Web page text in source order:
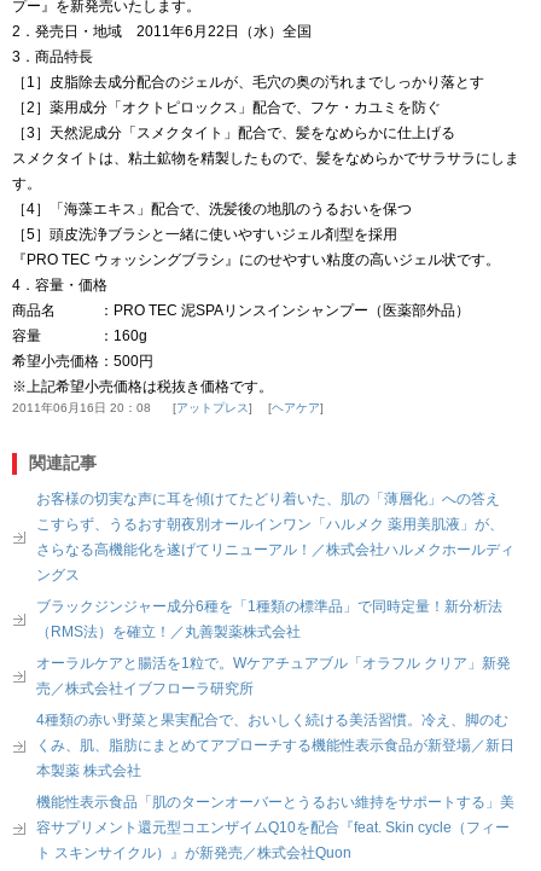
プー』を新発売いたします。
2．発売日・地域 2011年6月22日（水）全国
3．商品特長
［1］皮脂除去成分配合のジェルが、毛穴の奥の汚れまでしっかり落とす
［2］薬用成分「オクトピロックス」配合で、フケ・カユミを防ぐ
［3］天然泥成分「スメクタイト」配合で、髪をなめらかに仕上げる
スメクタイトは、粘土鉱物を精製したもので、髪をなめらかでサラサラにしま
す。
［4］「海藻エキス」配合で、洗髪後の地肌のうるおいを保つ
［5］頭皮洗浄ブラシと一緒に使いやすいジェル剤型を採用
『PRO TEC ウォッシングブラシ』にのせやすい粘度の高いジェル状です。
4．容量・価格
商品名 ：PRO TEC 泥SPAリンスインシャンプー（医薬部外品）
容量 ：160g
希望小売価格：500円
※上記希望小売価格は税抜き価格です。
2011年06月16日 20：08 アットプレス ヘアケア
関連記事
お客様の切実な声に耳を傾けてたどり着いた、肌の「薄層化」への答え
こすらず、うるおす朝夜別オールインワン「ハルメク 薬用美肌液」が、
さらなる高機能化を遂げてリニューアル！／株式会社ハルメクホールディ
ングス
ブラックジンジャー成分6種を「1種類の標準品」で同時定量！新分析法
（RMS法）を確立！／丸善製薬株式会社
オーラルケアと腸活を1粒で。Wケアチュアブル「オラフル クリア」新発
売／株式会社イブフローラ研究所
4種類の赤い野菜と果実配合で、おいしく続ける美活習慣。冷え、脚のむ
くみ、肌、脂肪にまとめてアプローチする機能性表示食品が新登場／新日
本製薬 株式会社
機能性表示食品「肌のターンオーバーとうるおい維持をサポートする」美
容サプリメント還元型コエンザイムQ10を配合『feat. Skin cycle（フィー
ト スキンサイクル）』が新発売／株式会社Quon